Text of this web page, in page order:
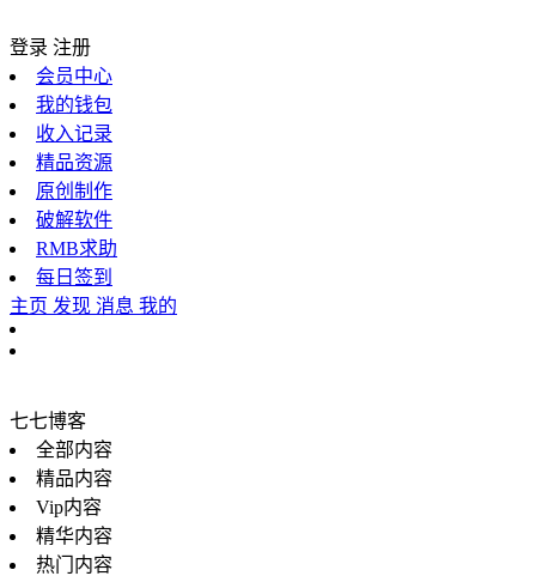
登录 注册
会员中心
我的钱包
收入记录
精品资源
原创制作
破解软件
RMB求助
每日签到
主页 发现 消息 我的
七七博客
全部内容
精品内容
Vip内容
精华内容
热门内容